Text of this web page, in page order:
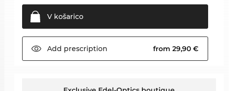
V košarico
Add prescription from 29,90 €